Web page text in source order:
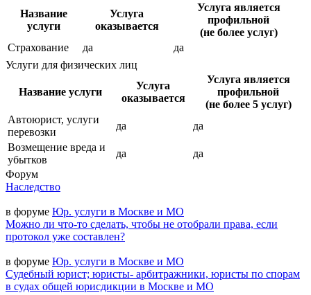
Название
услуги
Услуга
оказывается
Услуга является
профильной
(не более услуг)
Страхование
да
да
Услуги для физических лиц
Название услуги
Услуга
оказывается
Услуга является
профильной
(не более 5 услуг)
Автоюрист, услуги
перевозки
да
да
Возмещение вреда и
убытков
да
да
Форум
Наследство
в форуме Юр. услуги в Москве и МО
Можно ли что-то сделать, чтобы не отобрали права, если
протокол уже составлен?
в форуме Юр. услуги в Москве и МО
Судебный юрист; юристы- арбитражники, юристы по спорам
в судах общей юрисдикции в Москве и МО